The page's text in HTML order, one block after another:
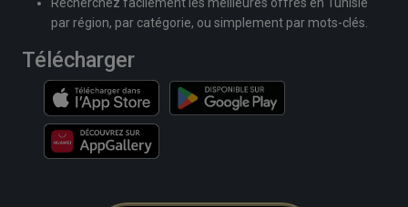
Recherchez facilement les meilleures offres en Tunisie
par région, par catégorie, ou simplement par mots-clés.
Télécharger